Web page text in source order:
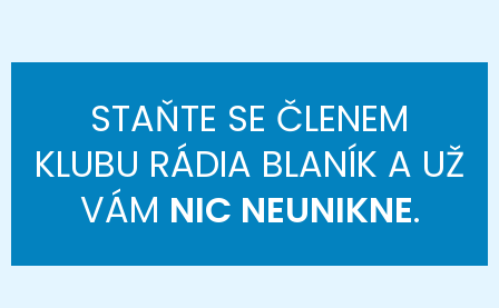
STAŇTE SE ČLENEM
KLUBU RÁDIA BLANÍK A UŽ
VÁM NIC NEUNIKNE.